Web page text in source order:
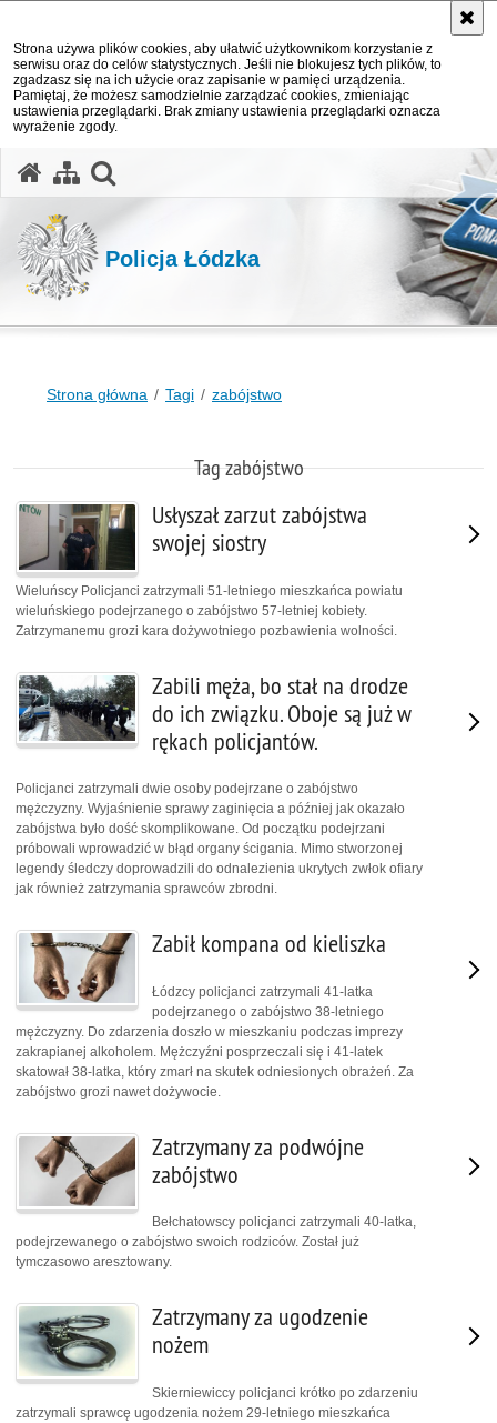
Strona używa plików cookies, aby ułatwić użytkownikom korzystanie z
serwisu oraz do celów statystycznych. Jeśli nie blokujesz tych plików, to
zgadzasz się na ich użycie oraz zapisanie w pamięci urządzenia.
Pamiętaj, że możesz samodzielnie zarządzać cookies, zmieniając
ustawienia przeglądarki. Brak zmiany ustawienia przeglądarki oznacza
wyrażenie zgody.
Policja Łódzka
Strona główna Tagi zabójstwo
Tag zabójstwo
Usłyszał zarzut zabójstwa
swojej siostry
Wieluńscy Policjanci zatrzymali 51-letniego mieszkańca powiatu
wieluńskiego podejrzanego o zabójstwo 57-letniej kobiety.
Zatrzymanemu grozi kara dożywotniego pozbawienia wolności.
Zabili męża, bo stał na drodze
do ich związku. Oboje są już w
rękach policjantów.
Policjanci zatrzymali dwie osoby podejrzane o zabójstwo
mężczyzny. Wyjaśnienie sprawy zaginięcia a później jak okazało
zabójstwa było dość skomplikowane. Od początku podejrzani
próbowali wprowadzić w błąd organy ścigania. Mimo stworzonej
legendy śledczy doprowadzili do odnalezienia ukrytych zwłok ofiary
jak również zatrzymania sprawców zbrodni.
Zabił kompana od kieliszka
Łódzcy policjanci zatrzymali 41-latka
podejrzanego o zabójstwo 38-letniego
mężczyzny. Do zdarzenia doszło w mieszkaniu podczas imprezy
zakrapianej alkoholem. Mężczyźni posprzeczali się i 41-latek
skatował 38-latka, który zmarł na skutek odniesionych obrażeń. Za
zabójstwo grozi nawet dożywocie.
Zatrzymany za podwójne
zabójstwo
Bełchatowscy policjanci zatrzymali 40-latka,
podejrzewanego o zabójstwo swoich rodziców. Został już
tymczasowo aresztowany.
Zatrzymany za ugodzenie
nożem
Skierniewiccy policjanci krótko po zdarzeniu
zatrzymali sprawcę ugodzenia nożem 29-letniego mieszkańca